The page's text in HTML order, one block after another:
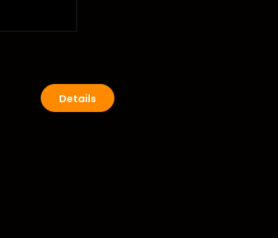
Details